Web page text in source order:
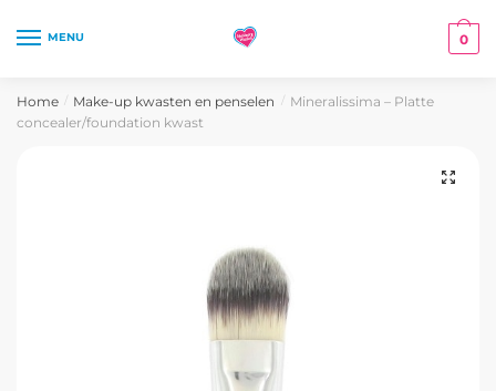
MENU 0
Home Make-up kwasten en penselen
Mineralissima – Platte
concealer/foundation kwast